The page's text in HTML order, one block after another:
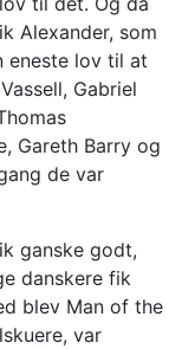
Alexander, som
eneste lov til at
Gabriel
Gareth Barry og
de var
ganske godt,
danskere fik
blev Man of the
var